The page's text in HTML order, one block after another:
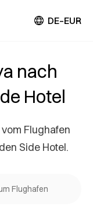
DE–EUR
nach
Hotel
Flughafen
Side Hotel.
Flughafen